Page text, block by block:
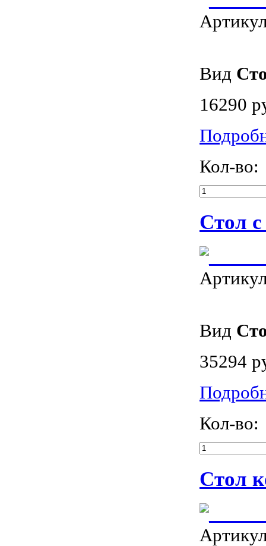
Вид
16290
Кол-во:
Стол
Вид
35294
Кол-во:
Стол